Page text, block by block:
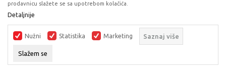
Proizvode na sajtu nastojimo da opišemo što je preciznije moguće, ali ne
možemo garantovati da su svi podaci i fotografije, navedeni u okrviru
proizvoda, u potpunosti kompletni i bez grešaka. Svi artikli prikazani na
sajtu su dio naše ponude, ali ne podrazumijeva da su dostupni u svakom
prodavnicu slažete se sa upotrebom kolačića.
Detaljnije
Nužni Statistika Marketing Saznaj više
Slažem se